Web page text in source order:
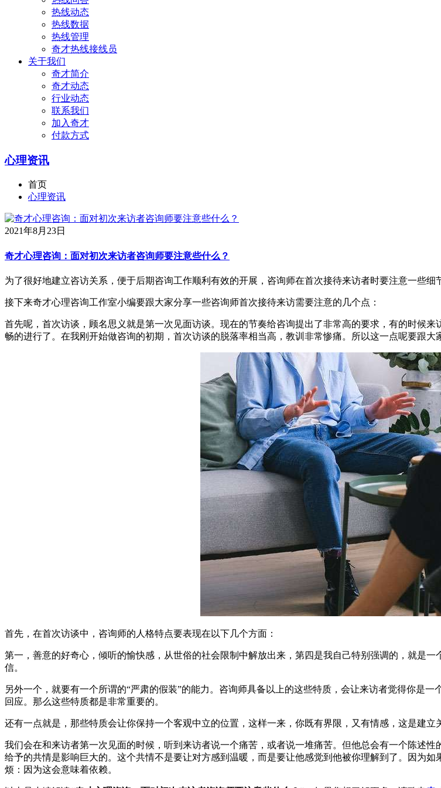
热线动态
热线数据
热线管理
奇才热线接线员
关于我们
奇才简介
奇才动态
行业动态
联系我们
加入奇才
付款方式
心理资讯
首页
心理资讯
2021年8月23日
奇才心理咨询：面对初次来访者咨询师要注意些什么？
为了很好地建立咨访关系，便于后期咨询工作顺利有效的开展，咨询师在首次接待来访者时要注意一些细
接下来奇才心理咨询工作室小编要跟大家分享一些咨询师首次接待来访需要注意的几个点：
首先呢，首次访谈，顾名思义就是第一次见面访谈。现在的节奏给咨询提出了非常高的要求，有的时候
畅的进行了。在我刚开始做咨询的初期，首次访谈的脱落率相当高，教训非常惨痛。所以这一点呢要跟大
首先，在首次访谈中，咨询师的人格特点要表现在以下几个方面：
第一，善意的好奇心，倾听的愉快感，从世俗的社会限制中解放出来，第四是我自己特别强调的，就是
信。
另外一个，就要有一个所谓的“严肃的假装”的能力。咨询师具备以上的这些特质，会让来访者觉得你是
回应。那么这些特质都是非常重要的。
还有一点就是，那些特质会让你保持一个客观中立的位置，这样一来，你既有界限，又有情感，这是建立
我们会在和来访者第一次见面的时候，听到来访者说一个痛苦，或者说一堆痛苦。但他总会有一个陈述
给予的共情是影响巨大的。这个共情不是要让对方感到温暖，而是要让他感觉到他被你理解到了。因为
烦：因为这会意味着依赖。